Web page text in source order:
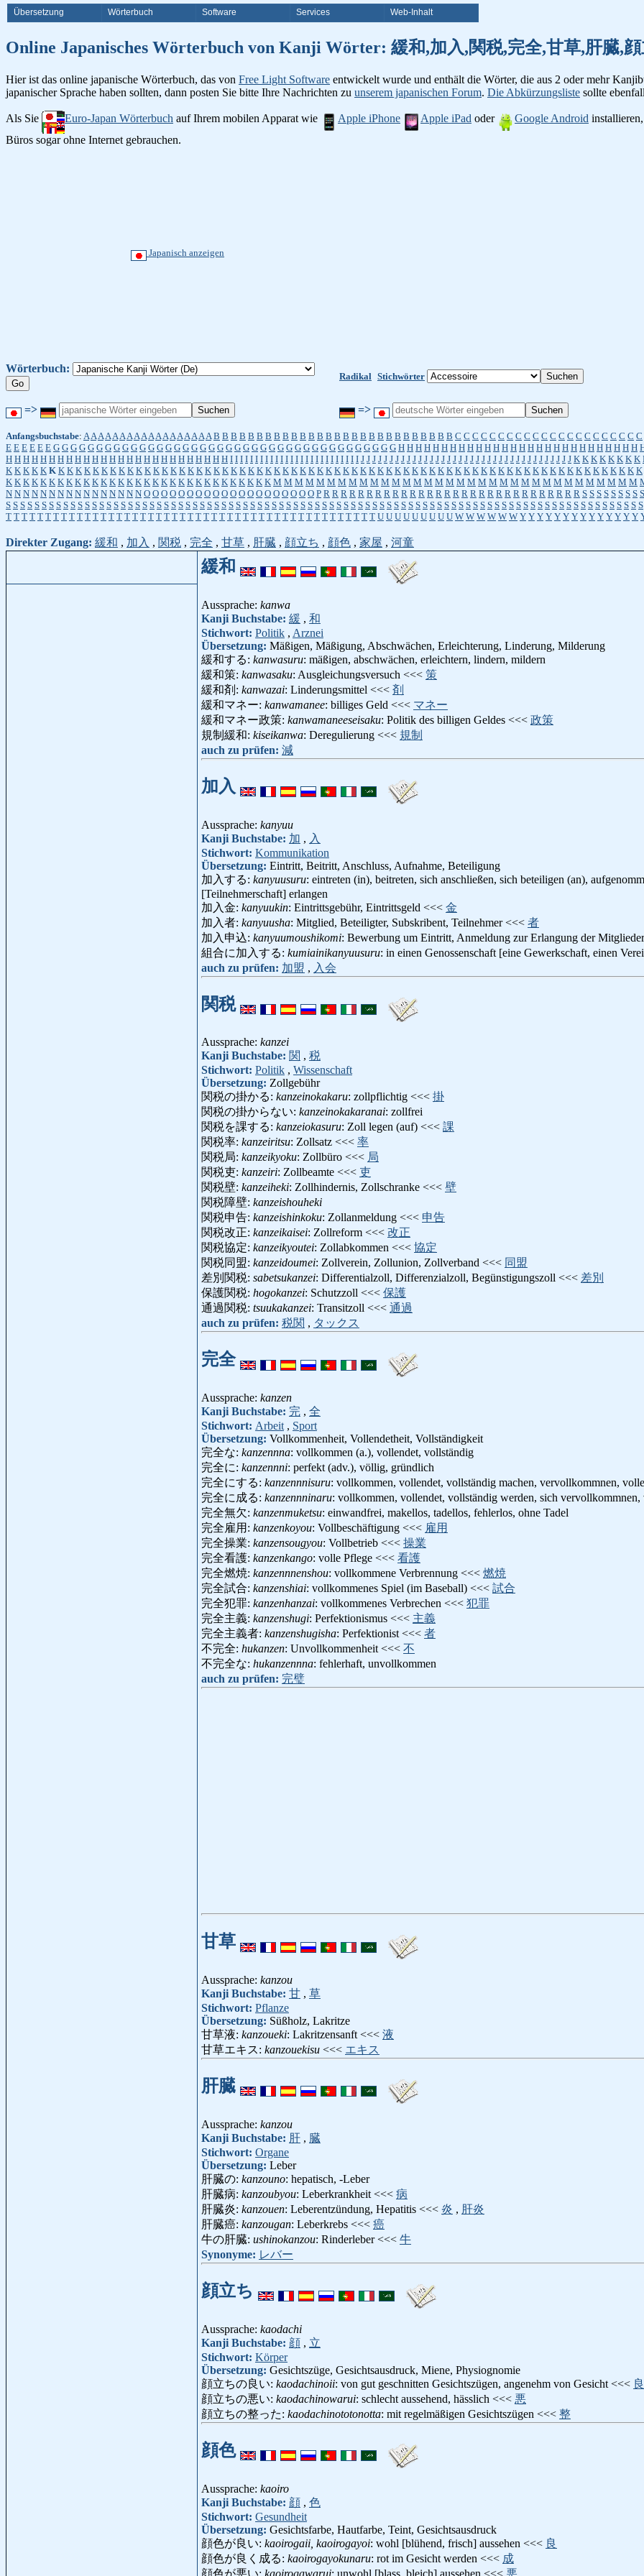
Übersetzung Wörterbuch Software Services Web-Inhalt
Online Japanisches Wörterbuch von Kanji Wörter: 緩和,加入,関税,完全,甘草,肝臓,
Hier ist das online japanische Wörterbuch, das von Free Light Software entwickelt wurde und enthält die Wörter, die aus 2 oder mehr
japanischer Sprache haben sollten, dann posten Sie bitte Ihre Nachrichten zu unserem japanischen Forum. Die Abkürzungsliste sollte
Als Sie Euro-Japan Wörterbuch auf Ihrem mobilen Apparat wie Apple iPhone Apple iPad oder Google Android
Büros sogar ohne Internet gebrauchen.
Japanisch anzeigen
Wörterbuch:
Radikal Stichwörter
=> =>
Anfangsbuchstabe: A A A A A A A A A A A A A A A A A A B B B B B B B B B B B B B B B B B B B B B B B B B B B B C C C C C C C C C C C C C C C C C C C C C C
E E E E E E G G G G G G G G G G G G G G G G G G G G G G G G G G G G G G G G G G G G G G G G H H H H H H H H H H H H H H H H H H H H H H H H H H H H
H H H H H H H H H H H H H H H H H H H H H H H H H H I I I I I I I I I I I I I I I I I I I I I I I I I I J J J J J J J J J J J J J J J J J J J J J J J J J J J J J J J J J J J J J K K K K K K K K
K K K K K K K K K K K K K K K K K K K K K K K K K K K K K K K K K K K K K K K K K K K K K K K K K K K K K K K K K K K K K K K K K K K K K K K K K K
K K K K K K K K K K K K K K K K K K K K K K K K K K K K K K K M M M M M M M M M M M M M M M M M M M M M M M M M M M M M M M M M M
N N N N N N N N N N N N N N N N O O O O O O O O O O O O O O O O O O O O P R R R R R R R R R R R R R R R R R R R R R R R R R R R R R R S S S S S S S S S
S S S S S S S S S S S S S S S S S S S S S S S S S S S S S S S S S S S S S S S S S S S S S S S S S S S S S S S S S S S S S S S S S S S S S S S S S S S S S S S S S S S S S S S S S
T T T T T T T T T T T T T T T T T T T T T T T T T T T T T T T T T T T T T T T T T T T T T T T U U U U U U U U U W W W W W W Y Y Y Y Y Y Y Y Y Y Y Y Y Y
Direkter Zugang: 緩和 , 加入 , 関税 , 完全 , 甘草 , 肝臓 , 顔立ち , 顔色 , 家屋 , 河童
緩和
Aussprache: kanwa
Kanji Buchstabe: 緩 , 和
Stichwort: Politik , Arznei
Übersetzung: Mäßigen, Mäßigung, Abschwächen, Erleichterung, Linderung, Milderung
緩和する: kanwasuru: mäßigen, abschwächen, erleichtern, lindern, mildern
緩和策: kanwasaku: Ausgleichungsversuch <<< 策
緩和剤: kanwazai: Linderungsmittel <<< 剤
緩和マネー: kanwamanee: billiges Geld <<< マネー
緩和マネー政策: kanwamaneeseisaku: Politik des billigen Geldes <<< 政策
規制緩和: kiseikanwa: Deregulierung <<< 規制
auch zu prüfen: 減
加入
Aussprache: kanyuu
Kanji Buchstabe: 加 , 入
Stichwort: Kommunikation
Übersetzung: Eintritt, Beitritt, Anschluss, Aufnahme, Beteiligung
加入する: kanyuusuru: eintreten (in), beitreten, sich anschließen, sich beteiligen (an),
[Teilnehmerschaft] erlangen
加入金: kanyuukin: Eintrittsgebühr, Eintrittsgeld <<< 金
加入者: kanyuusha: Mitglied, Beteiligter, Subskribent, Teilnehmer <<< 者
加入申込: kanyuumoushikomi: Bewerbung um Eintritt, Anmeldung zur Erlangung der
組合に加入する: kumiainikanyuusuru: in einen Genossenschaft [eine Gewerkschaft, einen
auch zu prüfen: 加盟 , 入会
関税
Aussprache: kanzei
Kanji Buchstabe: 関 , 税
Stichwort: Politik , Wissenschaft
Übersetzung: Zollgebühr
関税の掛かる: kanzeinokakaru: zollpflichtig <<< 掛
関税の掛からない: kanzeinokakaranai: zollfrei
関税を課する: kanzeiokasuru: Zoll legen (auf) <<< 課
関税率: kanzeiritsu: Zollsatz <<< 率
関税局: kanzeikyoku: Zollbüro <<< 局
関税吏: kanzeiri: Zollbeamte <<< 吏
関税壁: kanzeiheki: Zollhindernis, Zollschranke <<< 壁
関税障壁: kanzeishouheki
関税申告: kanzeishinkoku: Zollanmeldung <<< 申告
関税改正: kanzeikaisei: Zollreform <<< 改正
関税協定: kanzeikyoutei: Zollabkommen <<< 協定
関税同盟: kanzeidoumei: Zollverein, Zollunion, Zollverband <<< 同盟
差別関税: sabetsukanzei: Differentialzoll, Differenzialzoll, Begünstigungszoll <<< 差別
保護関税: hogokanzei: Schutzzoll <<< 保護
通過関税: tsuukakanzei: Transitzoll <<< 通過
auch zu prüfen: 税関 , タックス
完全
Aussprache: kanzen
Kanji Buchstabe: 完 , 全
Stichwort: Arbeit , Sport
Übersetzung: Vollkommenheit, Vollendetheit, Vollständigkeit
完全な: kanzennna: vollkommen (a.), vollendet, vollständig
完全に: kanzennni: perfekt (adv.), völlig, gründlich
完全にする: kanzennnisuru: vollkommen, vollendet, vollständig machen, vervollkommnen,
完全に成る: kanzennninaru: vollkommen, vollendet, vollständig werden, sich
完全無欠: kanzenmuketsu: einwandfrei, makellos, tadellos, fehlerlos, ohne Tadel
完全雇用: kanzenkoyou: Vollbeschäftigung <<< 雇用
完全操業: kanzensougyou: Vollbetrieb <<< 操業
完全看護: kanzenkango: volle Pflege <<< 看護
完全燃焼: kanzennnenshou: vollkommene Verbrennung <<< 燃焼
完全試合: kanzenshiai: vollkommenes Spiel (im Baseball) <<< 試合
完全犯罪: kanzenhanzai: vollkommenes Verbrechen <<< 犯罪
完全主義: kanzenshugi: Perfektionismus <<< 主義
完全主義者: kanzenshugisha: Perfektionist <<< 者
不完全: hukanzen: Unvollkommenheit <<< 不
不完全な: hukanzennna: fehlerhaft, unvollkommen
auch zu prüfen: 完璧
甘草
Aussprache: kanzou
Kanji Buchstabe: 甘 , 草
Stichwort: Pflanze
Übersetzung: Süßholz, Lakritze
甘草液: kanzoueki: Lakritzensanft <<< 液
甘草エキス: kanzouekisu <<< エキス
肝臓
Aussprache: kanzou
Kanji Buchstabe: 肝 , 臓
Stichwort: Organe
Übersetzung: Leber
肝臓の: kanzouno: hepatisch, -Leber
肝臓病: kanzoubyou: Leberkrankheit <<< 病
肝臓炎: kanzouen: Leberentzündung, Hepatitis <<< 炎 , 肝炎
肝臓癌: kanzougan: Leberkrebs <<< 癌
牛の肝臓: ushinokanzou: Rinderleber <<< 牛
Synonyme: レバー
顔立ち
Aussprache: kaodachi
Kanji Buchstabe: 顔 , 立
Stichwort: Körper
Übersetzung: Gesichtszüge, Gesichtsausdruck, Miene, Physiognomie
顔立ちの良い: kaodachinoii: von gut geschnitten Gesichtszügen, angenehm von Gesicht <<< 良
顔立ちの悪い: kaodachinowarui: schlecht aussehend, hässlich <<< 悪
顔立ちの整った: kaodachinototonotta: mit regelmäßigen Gesichtszügen <<< 整
顔色
Aussprache: kaoiro
Kanji Buchstabe: 顔 , 色
Stichwort: Gesundheit
Übersetzung: Gesichtsfarbe, Hautfarbe, Teint, Gesichtsausdruck
顔色が良い: kaoirogaii, kaoirogayoi: wohl [blühend, frisch] aussehen <<< 良
顔色が良く成る: kaoirogayokunaru: rot im Gesicht werden <<< 成
顔色が悪い: kaoirogawarui: unwohl [blass, bleich] aussehen <<< 悪